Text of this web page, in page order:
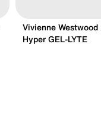
Vivienne Westwood
Hyper GEL-LYTE